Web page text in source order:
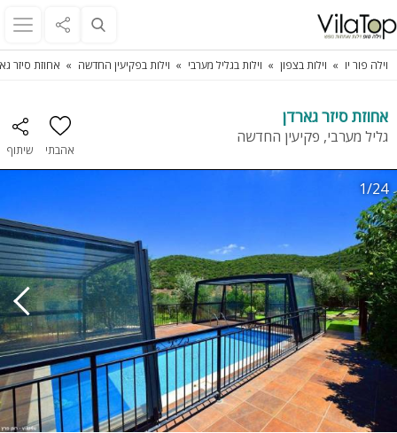
וילה פור יו וילות בצפון וילות בגליל מערבי וילות בפקיעין החדשה אחוזת סיזר
אחוזת סיזר גארדן
גליל מערבי, פקיעין החדשה
אהבתי שיתוף
1/24